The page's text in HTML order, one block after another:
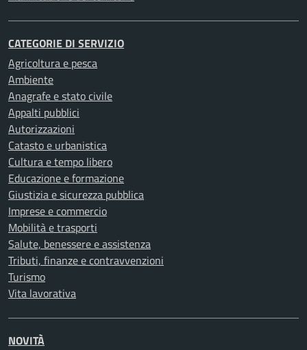
CATEGORIE DI SERVIZIO
Agricoltura e pesca
Ambiente
Anagrafe e stato civile
Appalti pubblici
Autorizzazioni
Catasto e urbanistica
Cultura e tempo libero
Educazione e formazione
Giustizia e sicurezza pubblica
Imprese e commercio
Mobilità e trasporti
Salute, benessere e assistenza
Tributi, finanze e contravvenzioni
Turismo
Vita lavorativa
NOVITÀ